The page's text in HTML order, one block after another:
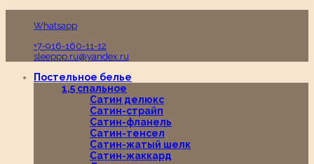
Whatsapp
+7-916-160-11-12
sleeppp.ru@yandex.ru
Постельное белье
1,5 спальное
Сатин делюкс
Сатин-страйп
Сатин-фланель
Сатин-тенсел
Сатин-жатый шелк
Сатин-жаккард